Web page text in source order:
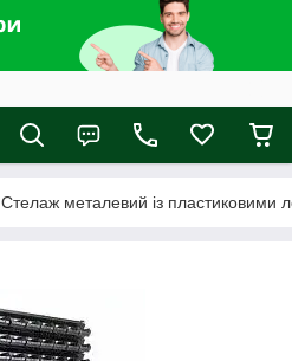
Стелаж металевий із пластиковими